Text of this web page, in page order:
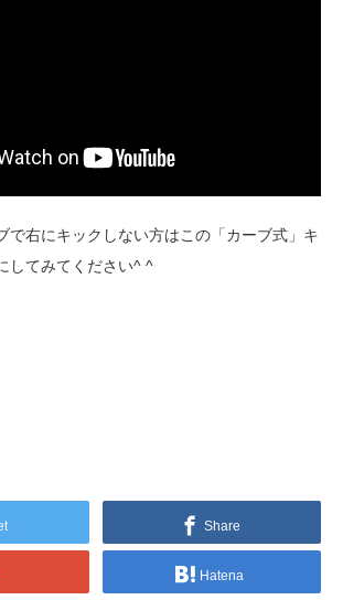
で右にキックしない方はこの「カーブ式」キ
してみてください^ ^
Share
Hatena